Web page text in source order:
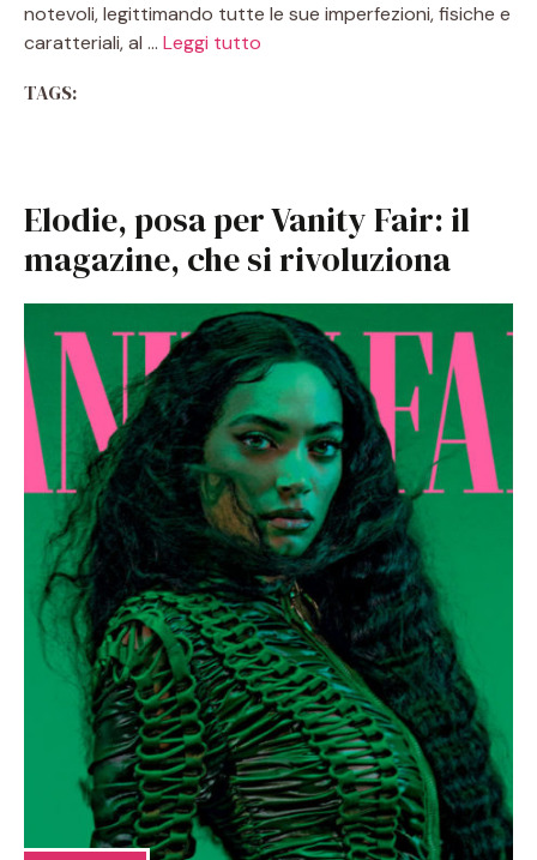
notevoli, legittimando tutte le sue imperfezioni, fisiche e
caratteriali, al … Leggi tutto
TAGS:
Elodie, posa per Vanity Fair: il
magazine, che si rivoluziona